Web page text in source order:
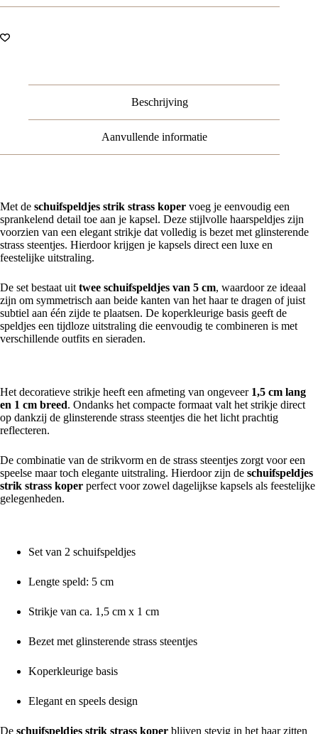
Strik
Steentjes
Beschrijving
Aanvullende informatie
Met de schuifspeldjes strik strass koper voeg je eenvoudig een
sprankelend detail toe aan je kapsel. Deze stijlvolle haarspeldjes zijn
voorzien van een elegant strikje dat volledig is bezet met glinsterende
strass steentjes. Hierdoor krijgen je kapsels direct een luxe en
feestelijke uitstraling.
De set bestaat uit twee schuifspeldjes van 5 cm, waardoor ze ideaal
zijn om symmetrisch aan beide kanten van het haar te dragen of juist
subtiel aan één zijde te plaatsen. De koperkleurige basis geeft de
speldjes een tijdloze uitstraling die eenvoudig te combineren is met
verschillende outfits en sieraden.
Het decoratieve strikje heeft een afmeting van ongeveer 1,5 cm lang
en 1 cm breed. Ondanks het compacte formaat valt het strikje direct
op dankzij de glinsterende strass steentjes die het licht prachtig
reflecteren.
De combinatie van de strikvorm en de strass steentjes zorgt voor een
speelse maar toch elegante uitstraling. Hierdoor zijn de schuifspeldjes
strik strass koper perfect voor zowel dagelijkse kapsels als feestelijke
gelegenheden.
Set van 2 schuifspeldjes
Lengte speld: 5 cm
Strikje van ca. 1,5 cm x 1 cm
Bezet met glinsterende strass steentjes
Koperkleurige basis
Elegant en speels design
De schuifspeldjes strik strass koper blijven stevig in het haar zitten